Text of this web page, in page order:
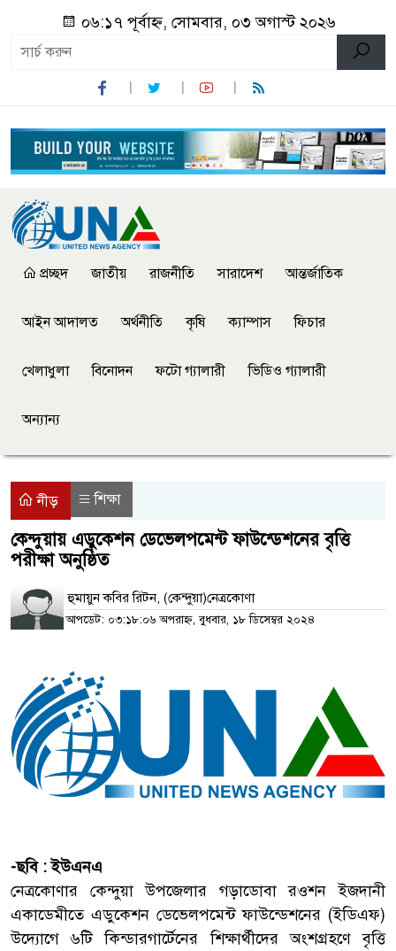
০৬:১৭ পূর্বাহ্ন, সোমবার, ০৩ অগাস্ট ২০২৬
প্রচ্ছদ জাতীয় রাজনীতি সারাদেশ আন্তর্জাতিক
আইন আদালত অর্থনীতি কৃষি ক্যাম্পাস ফিচার
খেলাধুলা বিনোদন ফটো গ্যালারী ভিডিও গ্যালারী
অন্যান্য
নীড় শিক্ষা
কেন্দুয়ায় এডুকেশন ডেভেলপমেন্ট ফাউন্ডেশনের বৃত্তি
পরীক্ষা অনুষ্ঠিত
হুমায়ুন কবির রিটন, (কেন্দুয়া)নেত্রকোণা
আপডেট: ০৩:১৮:০৬ অপরাহ্ন, বুধবার, ১৮ ডিসেম্বর ২০২৪
-ছবি : ইউএনএ
নেত্রকোণার কেন্দুয়া উপজেলার গড়াডোবা রওশন ইজদানী
একাডেমীতে এডুকেশন ডেভেলপমেন্ট ফাউন্ডেশনের (ইডিএফ)
উদ্যোগে ৬টি কিন্ডারগার্টেনের শিক্ষার্থীদের অংশগ্রহণে বৃত্তি